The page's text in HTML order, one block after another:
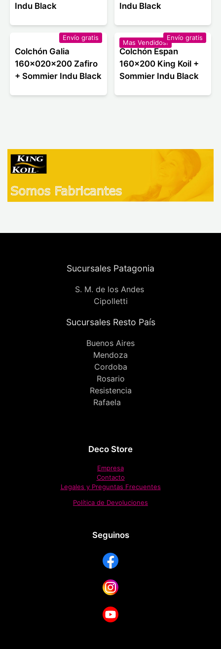
Indu Black
Indu Black
Envío gratis
Colchón Galia
160x020x200 Zafiro
+ Sommier Indu Black
Mas Vendidos!
Envío gratis
Colchón Espan
160x200 King Koil +
Sommier Indu Black
Sucursales Patagonia
S. M. de los Andes
Cipolletti
Sucursales Resto País
Buenos Aires
Mendoza
Cordoba
Rosario
Resistencia
Rafaela
Deco Store
Empresa
Contacto
Legales y Preguntas Frecuentes
Política de Devoluciones
Seguinos